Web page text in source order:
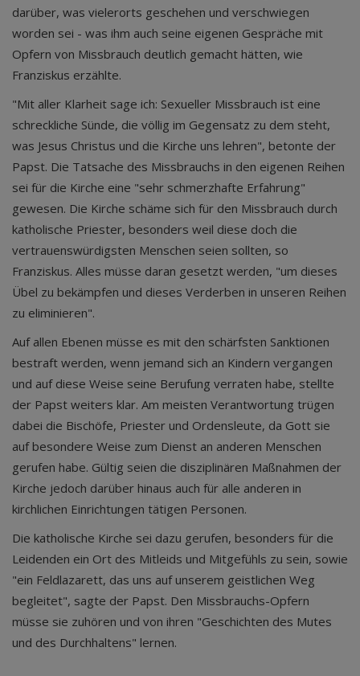
darüber, was vielerorts geschehen und verschwiegen
worden sei - was ihm auch seine eigenen Gespräche mit
Opfern von Missbrauch deutlich gemacht hätten, wie
Franziskus erzählte.
"Mit aller Klarheit sage ich: Sexueller Missbrauch ist eine
schreckliche Sünde, die völlig im Gegensatz zu dem steht,
was Jesus Christus und die Kirche uns lehren", betonte der
Papst. Die Tatsache des Missbrauchs in den eigenen Reihen
sei für die Kirche eine "sehr schmerzhafte Erfahrung"
gewesen. Die Kirche schäme sich für den Missbrauch durch
katholische Priester, besonders weil diese doch die
vertrauenswürdigsten Menschen seien sollten, so
Franziskus. Alles müsse daran gesetzt werden, "um dieses
Übel zu bekämpfen und dieses Verderben in unseren Reihen
zu eliminieren".
Auf allen Ebenen müsse es mit den schärfsten Sanktionen
bestraft werden, wenn jemand sich an Kindern vergangen
und auf diese Weise seine Berufung verraten habe, stellte
der Papst weiters klar. Am meisten Verantwortung trügen
dabei die Bischöfe, Priester und Ordensleute, da Gott sie
auf besondere Weise zum Dienst an anderen Menschen
gerufen habe. Gültig seien die disziplinären Maßnahmen der
Kirche jedoch darüber hinaus auch für alle anderen in
kirchlichen Einrichtungen tätigen Personen.
Die katholische Kirche sei dazu gerufen, besonders für die
Leidenden ein Ort des Mitleids und Mitgefühls zu sein, sowie
"ein Feldlazarett, das uns auf unserem geistlichen Weg
begleitet", sagte der Papst. Den Missbrauchs-Opfern
müsse sie zuhören und von ihren "Geschichten des Mutes
und des Durchhaltens" lernen.